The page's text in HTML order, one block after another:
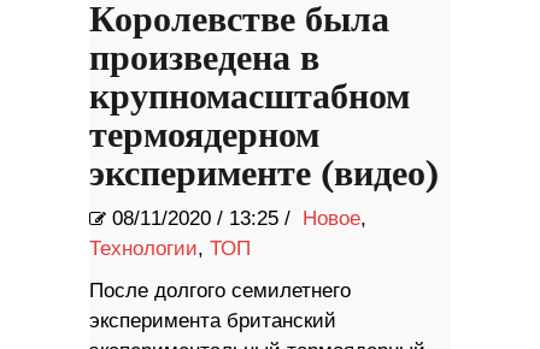
Королевстве была
произведена в
крупномасштабном
термоядерном
эксперименте (видео)
08/11/2020 / 13:25 / Новое,
Технологии, ТОП
После долгого семилетнего
эксперимента британский